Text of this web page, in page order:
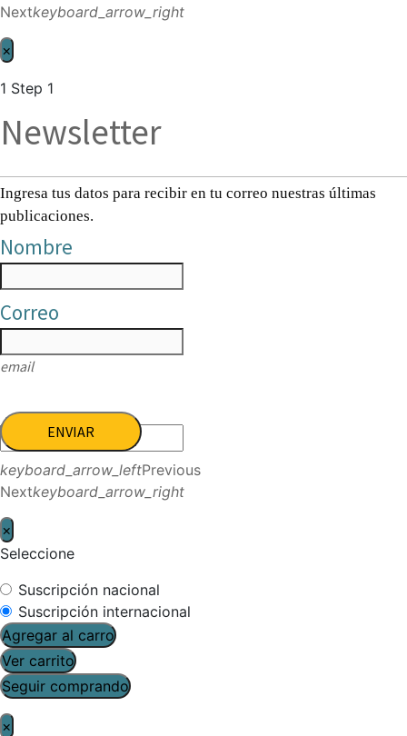
Nextkeyboard_arrow_right
×
1 Step 1
Newsletter
Ingresa tus datos para recibir en tu correo nuestras últimas
publicaciones.
Nombre
Correo
email
ENVIAR
keyboard_arrow_leftPrevious
Nextkeyboard_arrow_right
×
Seleccione
Suscripción nacional
Suscripción internacional
Agregar al carro
Ver carrito
Seguir comprando
×